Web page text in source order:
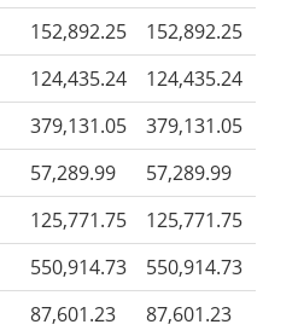
152,892.25
152,892.25
124,435.24
124,435.24
379,131.05
379,131.05
57,289.99
57,289.99
125,771.75
125,771.75
550,914.73
550,914.73
87,601.23 87,601.23